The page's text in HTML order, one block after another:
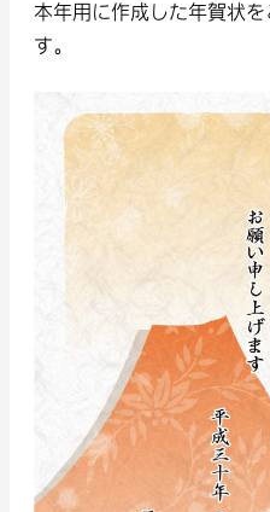
本年用に作成した年賀状
す。